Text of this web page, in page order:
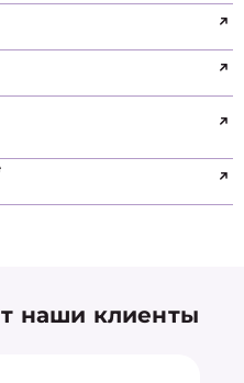
наши клиенты